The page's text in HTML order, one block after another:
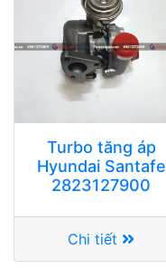
Turbo tăng áp
Hyundai Santafe
2823127900
Chi tiết